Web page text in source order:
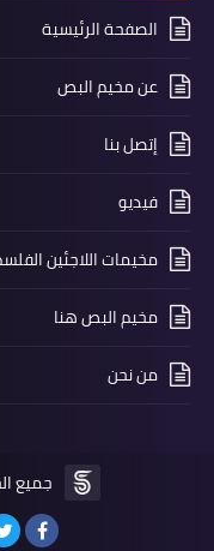
محطات
النضال
من
محطات
⬛👈بيان
الصفحة الرئيسية
عن مخيم البص
إتصل بنا
فيديو
مخيمات اللاجئين
مخيم البص هنا
من نحن
جميع